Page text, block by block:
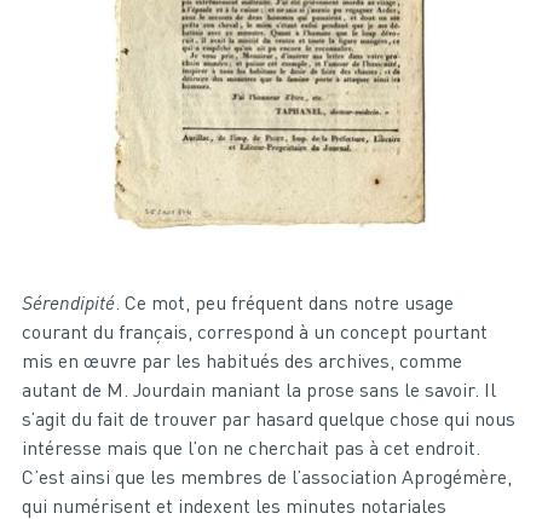
Sérendipité. Ce mot, peu fréquent dans notre usage
courant du français, correspond à un concept pourtant
mis en œuvre par les habitués des archives, comme
autant de M. Jourdain maniant la prose sans le savoir. Il
s’agit du fait de trouver par hasard quelque chose qui nous
intéresse mais que l’on ne cherchait pas à cet endroit.
C’est ainsi que les membres de l’association Aprogémère,
qui numérisent et indexent les minutes notariales